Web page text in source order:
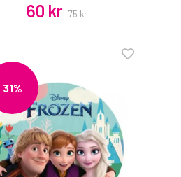
60 kr 75 kr
31%